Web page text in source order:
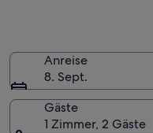
Anreise
8. Sept.
Gäste
1 Zimmer, 2 Gäste